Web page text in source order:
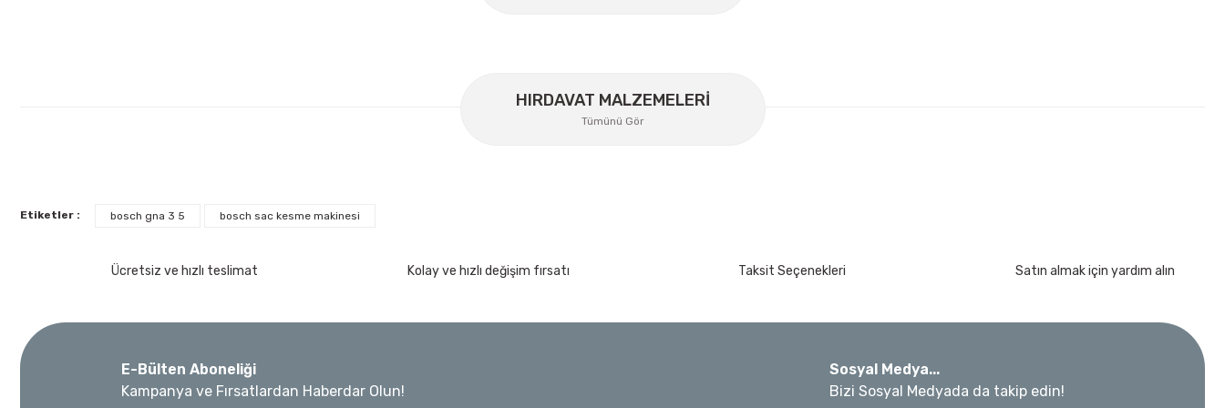
İzeltaş
Bosch GLM 40 Lazerli Uzaklık Ölçer-Lazer Metre 40Mt
HIRDAVAT MALZEMELERİ
Tümünü Gör
Etiketler : bosch gna 3 5 bosch sac kesme makinesi
Ücretsiz ve hızlı teslimat Kolay ve hızlı değişim fırsatı Taksit Seçenekleri Satın almak için yardım alın
E-Bülten Aboneliği
Kampanya ve Fırsatlardan Haberdar Olun!
Sosyal Medya...
Bizi Sosyal Medyada da takip edin!